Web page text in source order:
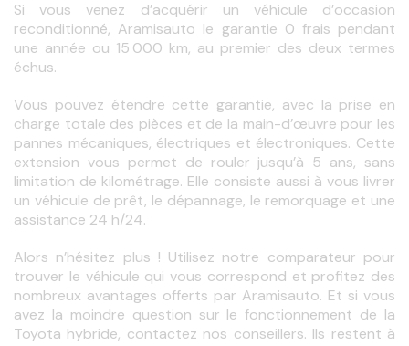
Si vous venez d’acquérir un véhicule d’occasion
reconditionné, Aramisauto le garantie 0 frais pendant
une année ou 15 000 km, au premier des deux termes
échus.
Vous pouvez étendre cette garantie, avec la prise en
charge totale des pièces et de la main-d’œuvre pour les
pannes mécaniques, électriques et électroniques. Cette
extension vous permet de rouler jusqu’à 5 ans, sans
limitation de kilométrage. Elle consiste aussi à vous livrer
un véhicule de prêt, le dépannage, le remorquage et une
assistance 24 h/24.
Alors n’hésitez plus ! Utilisez notre comparateur pour
trouver le véhicule qui vous correspond et profitez des
nombreux avantages offerts par Aramisauto. Et si vous
avez la moindre question sur le fonctionnement de la
Toyota hybride, contactez nos conseillers. Ils restent à